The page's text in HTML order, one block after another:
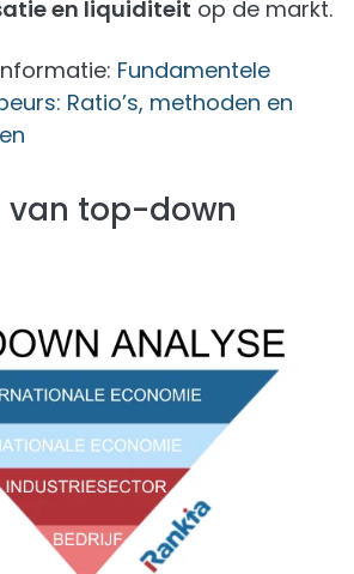
en liquiditeit op de markt.
Fundamentele
Ratio’s, methoden en
van top-down